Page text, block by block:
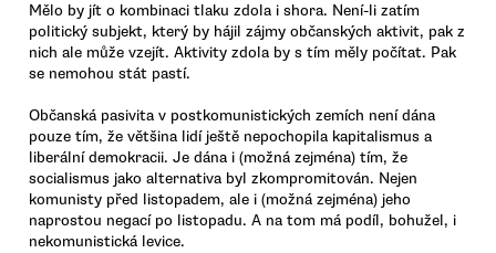
Mělo by jít o kombinaci tlaku zdola i shora. Není-li zatím
politický subjekt, který by hájil zájmy občanských aktivit, pak z
nich ale může vzejít. Aktivity zdola by s tím měly počítat. Pak
se nemohou stát pastí.
Občanská pasivita v postkomunistických zemích není dána
pouze tím, že většina lidí ještě nepochopila kapitalismus a
liberální demokracii. Je dána i (možná zejména) tím, že
socialismus jako alternativa byl zkompromitován. Nejen
komunisty před listopadem, ale i (možná zejména) jeho
naprostou negací po listopadu. A na tom má podíl, bohužel, i
nekomunistická levice.